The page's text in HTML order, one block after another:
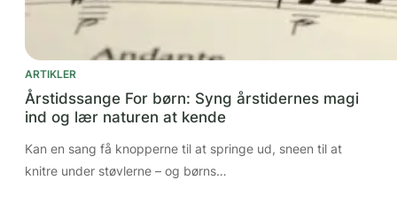
ARTIKLER
Årstidssange For børn: Syng årstidernes magi
ind og lær naturen at kende
Kan en sang få knopperne til at springe ud, sneen til at
knitre under støvlerne – og børns…